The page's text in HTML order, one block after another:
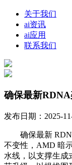
关于我们
ai资讯
ai应用
联系我们
确保最新
发布日期：2025-
确保最新 RDNA
不变性，AMD 暗
水线，以支撑生成